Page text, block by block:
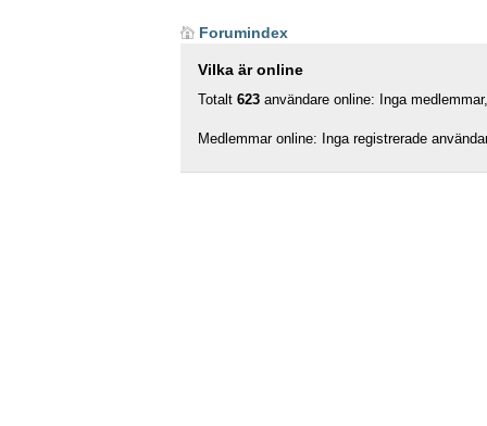
Forumindex
Vilka är online
Totalt 623 användare online: Inga
Medlemmar online: Inga registrerade